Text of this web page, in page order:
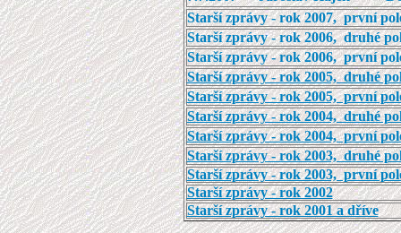
Starší zprávy - rok 2007, první
Starší zprávy - rok 2006, druhé
Starší zprávy - rok 2006, první
Starší zprávy - rok 2005, druhé
Starší zprávy - rok 2005, první
Starší zprávy - rok 2004, druhé
Starší zprávy - rok 2004, první
Starší zprávy - rok 2003, druhé
Starší zprávy - rok 2003, první
Starší zprávy - rok 2002
Starší zprávy - rok 2001 a dříve